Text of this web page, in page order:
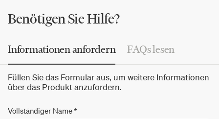
Benötigen Sie Hilfe?
Informationen anfordern FAQs lesen
Füllen Sie das Formular aus, um weitere Informationen
über das Produkt anzufordern.
Vollständiger Name*